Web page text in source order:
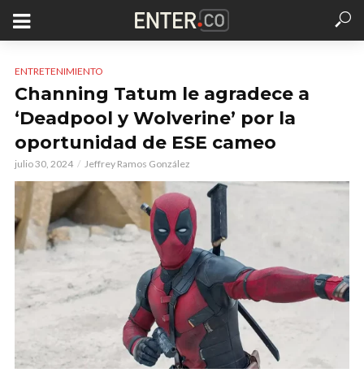
ENTRETENIMIENTO
Channing Tatum le agradece a
‘Deadpool y Wolverine’ por la
oportunidad de ESE cameo
julio 30, 2024 Jeffrey Ramos González